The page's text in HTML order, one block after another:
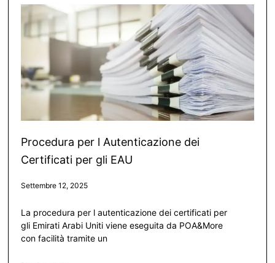
Procedura per l Autenticazione dei
Certificati per gli EAU
Settembre 12, 2025
La procedura per l autenticazione dei certificati per
gli Emirati Arabi Uniti viene eseguita da POA&More
con facilità tramite un